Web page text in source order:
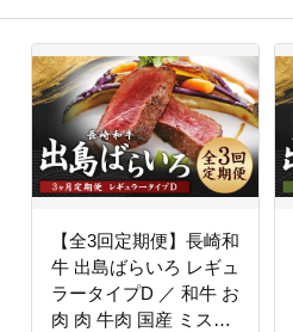
【全3回定期便】長崎和
牛 出島ばらいろ レギュ
ラータイプD ／ 和牛 お
肉 肉 牛肉 国産 ミスジ